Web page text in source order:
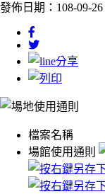
發佈日期：108-09-26
檔案名稱
場館使用通則